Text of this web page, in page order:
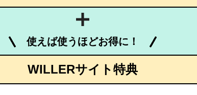
使えば使うほどお得に！
WILLERサイト特典